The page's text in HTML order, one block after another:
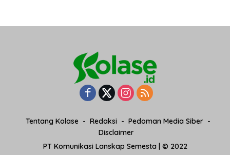
Tentang Kolase Redaksi
Pedoman Media Siber
Disclaimer
PT Komunikasi Lanskap Semesta | © 2022